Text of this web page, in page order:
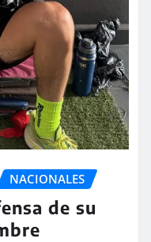
NACIONALES
de su